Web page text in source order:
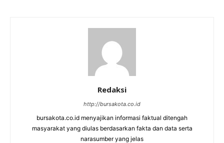
Redaksi
http://bursakota.co.id
bursakota.co.id menyajikan informasi faktual ditengah
masyarakat yang diulas berdasarkan fakta dan data serta
narasumber yang jelas